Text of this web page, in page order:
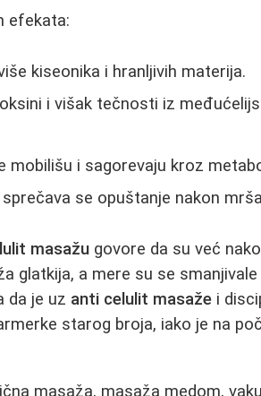
efekata:
kiseonika i hranljivih materija.
i višak tečnosti iz
mobilišu i sagorevaju kroz
se opuštanje nakon
masažu govore da su već
glatkija, a mere su se smanjivale
da je uz anti celulit masaže i
starog broja, iako je na
masaža, masaža medom,